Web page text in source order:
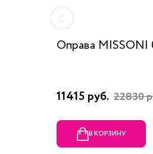
Оправа MISSONI
11415 руб. 22830
В КОРЗИНУ